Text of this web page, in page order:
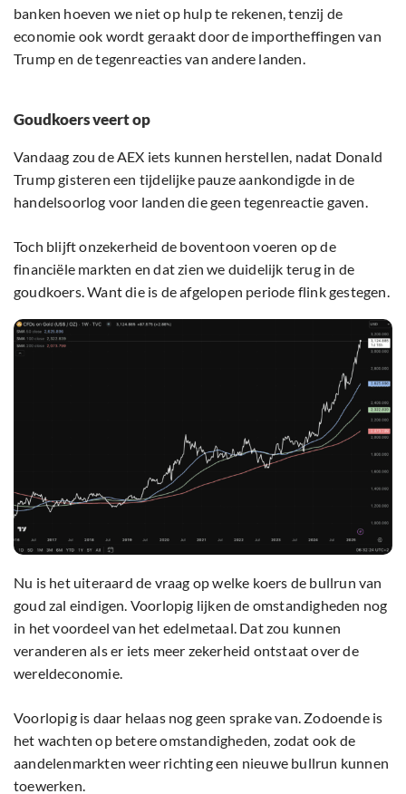
banken hoeven we niet op hulp te rekenen, tenzij de
economie ook wordt geraakt door de importheffingen van
Trump en de tegenreacties van andere landen.
Goudkoers veert op
Vandaag zou de AEX iets kunnen herstellen, nadat Donald
Trump gisteren een tijdelijke pauze aankondigde in de
handelsoorlog voor landen die geen tegenreactie gaven.
Toch blijft onzekerheid de boventoon voeren op de
financiële markten en dat zien we duidelijk terug in de
goudkoers. Want die is de afgelopen periode flink gestegen.
Nu is het uiteraard de vraag op welke koers de bullrun van
goud zal eindigen. Voorlopig lijken de omstandigheden nog
in het voordeel van het edelmetaal. Dat zou kunnen
veranderen als er iets meer zekerheid ontstaat over de
wereldeconomie.
Voorlopig is daar helaas nog geen sprake van. Zodoende is
het wachten op betere omstandigheden, zodat ook de
aandelenmarkten weer richting een nieuwe bullrun kunnen
toewerken.